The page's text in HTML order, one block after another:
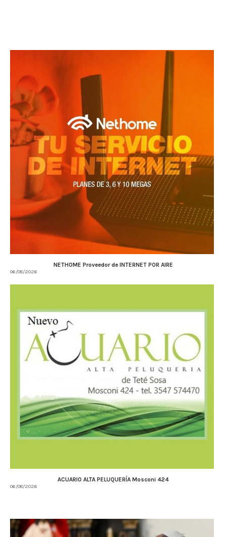
NETHOME Proveedor de INTERNET POR AIRE
06/08/2026
ACUARIO ALTA PELUQUERÍA Mosconi 424
06/08/2026